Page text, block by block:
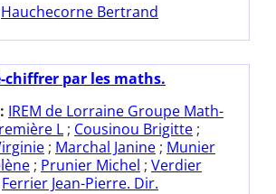
Hauchecorne Bertrand
chiffrer par les maths.
IREM de Lorraine Groupe Math-
L ; Cousinou Brigitte ;
; Marchal Janine ; Munier
; Prunier Michel ; Verdier
Ferrier Jean-Pierre. Dir.